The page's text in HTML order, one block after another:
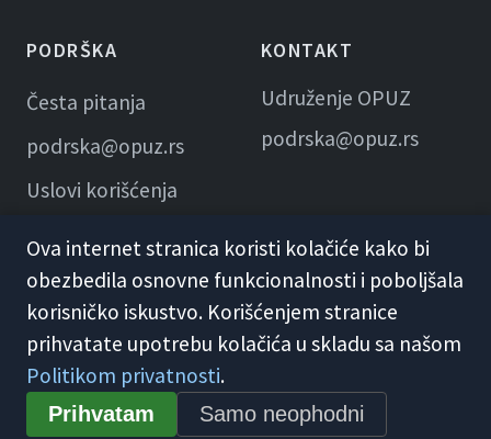
PODRŠKA
Česta pitanja
podrska@opuz.rs
Uslovi korišćenja
KONTAKT
Udruženje OPUZ
podrska@opuz.rs
© 2026 KME Opuz · Udruženje OPUZ
Opšti uslovi korišćenja
Ova internet stranica koristi kolačiće kako bi
obezbedila osnovne funkcionalnosti i poboljšala
korisničko iskustvo. Korišćenjem stranice
prihvatate upotrebu kolačića u skladu sa našom
Politikom privatnosti.
Prihvatam Samo neophodni